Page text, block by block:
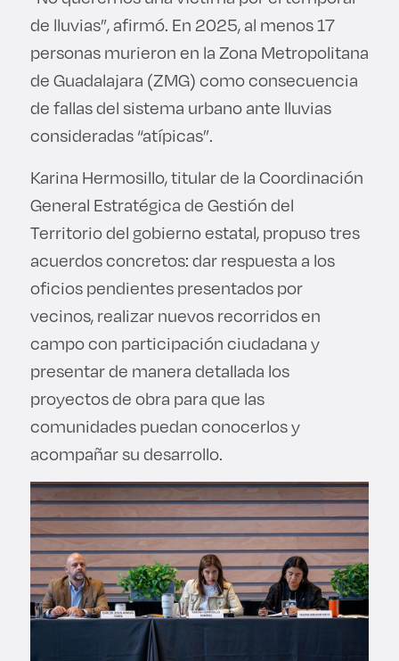
de lluvias”, afirmó. En 2025, al menos 17
personas murieron en la Zona Metropolitana
de Guadalajara (ZMG) como consecuencia
de fallas del sistema urbano ante lluvias
consideradas “atípicas”.
Karina Hermosillo, titular de la Coordinación
General Estratégica de Gestión del
Territorio del gobierno estatal, propuso tres
acuerdos concretos: dar respuesta a los
oficios pendientes presentados por
vecinos, realizar nuevos recorridos en
campo con participación ciudadana y
presentar de manera detallada los
proyectos de obra para que las
comunidades puedan conocerlos y
acompañar su desarrollo.